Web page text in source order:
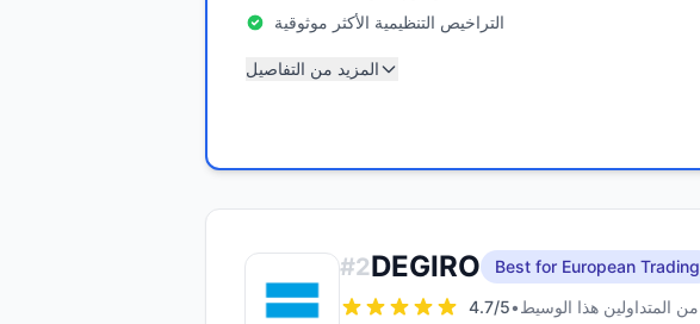
التراخيص التنظيمية الأكثر موثوقية
المزيد من التفاصيل
#2DEGIRO
Best for European Trading
4.7/5•